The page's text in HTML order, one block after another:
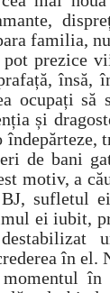
familia,
pot prezice
însă,
ocupați să
și
îndepărteze,
de bani
motiv, a
sufletul ei
ei iubit,
în el.
în